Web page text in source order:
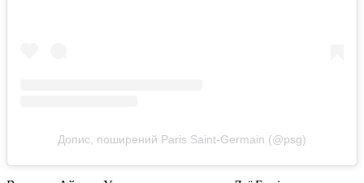
Допис, поширений Paris Saint-Germain (@psg)